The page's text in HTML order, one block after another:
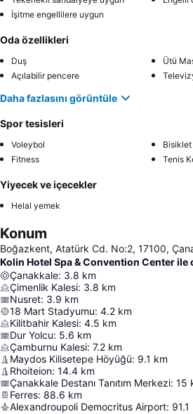
İşitme engellilere uygun
Oda özellikleri
Duş
Ütü
Açılabilir pencere
Daha fazlasını görüntüle
Spor tesisleri
Voleybol
Bisiklet
Fitness
Tenis
Yiyecek ve içecekler
Helal yemek
Konum
Boğazkent, Atatürk Cd. No:2, 17100,
Kolin Hotel Spa & Convention Center ile
Çanakkale: 3.8 km
Çimenlik Kalesi: 3.8 km
Nusret: 3.9 km
18 Mart Stadyumu: 4.2 km
Kilitbahir Kalesi: 4.5 km
Dur Yolcu: 5.6 km
Çamburnu Kalesi: 7.2 km
Maydos Kilisetepe Höyüğü: 9.1 km
Rhoiteion: 14.4 km
Çanakkale Destanı Tanıtım Merkezi: 15
Ferres: 88.6 km
Alexandroupoli Democritus Airport: 91.1